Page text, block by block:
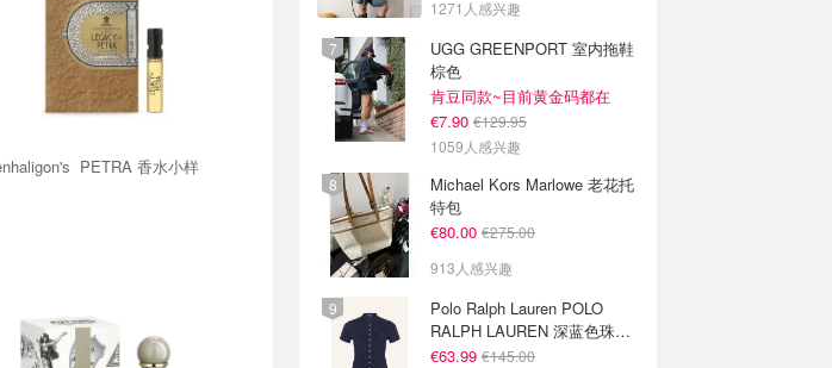
Penhaligon's PETRA 香水小样
1271人感兴趣
UGG GREENPORT 室内拖鞋
棕色
肯豆同款~目前黄金码都在
€7.90 €129.95
1059人感兴趣
Michael Kors Marlowe 老花托
特包
€80.00 €275.00
913人感兴趣
Polo Ralph Lauren POLO
RALPH LAUREN 深蓝色珠地
布 Polo衫
€63.99 €145.00